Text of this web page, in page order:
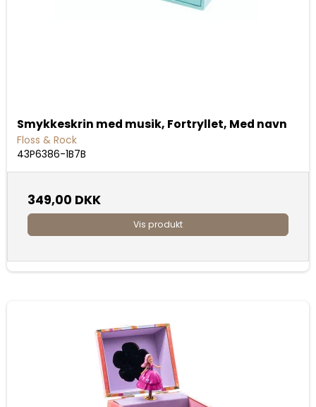
Smykkeskrin med musik, Fortryllet, Med navn
Floss & Rock
43P6386-1B7B
349,00 DKK
Vis produkt